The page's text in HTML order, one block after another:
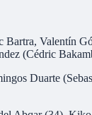
Valentín
(Cédric
Duarte